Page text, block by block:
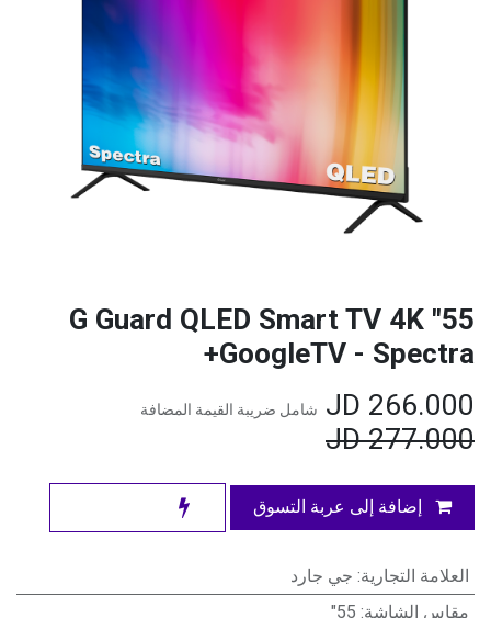
55" G Guard QLED Smart TV 4K
GoogleTV - Spectra+
266.000
شامل ضريبة القيمة المضافة
277.000
JD
إضافة إلى عربة التسوق
العلامة التجارية: جي جارد
مقاس الشاشة:
55"